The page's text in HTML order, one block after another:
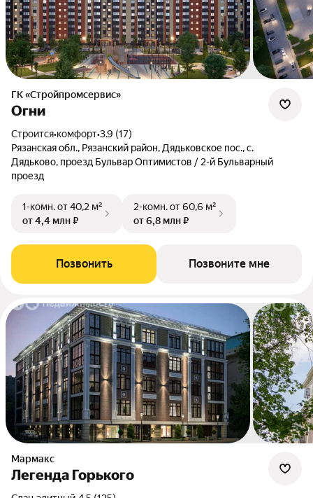
ГК «Стройпромсервис»
Огни
Строится•комфорт•3.9 (17)
Рязанская обл., Рязанский район, Дядьковское пос., с.
Дядьково, проезд Бульвар Оптимистов / 2-й Бульварный
проезд
1-комн.от 40,2 м²
от 4,4 млн ₽
2-комн.от 60,6 м²
от 6,8 млн ₽
Позвонить Позвоните мне
Мармакс
Легенда Горького